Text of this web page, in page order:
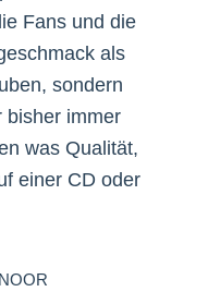
Fans und die
als
sondern
bisher immer
was Qualität,
einer CD oder